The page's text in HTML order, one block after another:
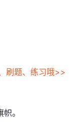
刷题、练习哦>>
。